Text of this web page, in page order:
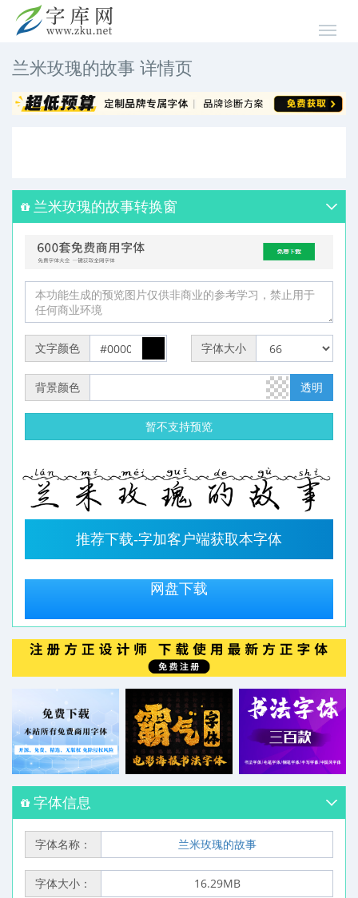
兰米玫瑰的故事 详情页
兰米玫瑰的故事转换窗
文字颜色 字体大小
背景颜色 透明
暂不支持预览
推荐下载-字加客户端获取本字体
网盘下载
字体信息
字体名称： 兰米玫瑰的故事
字体大小： 16.29MB